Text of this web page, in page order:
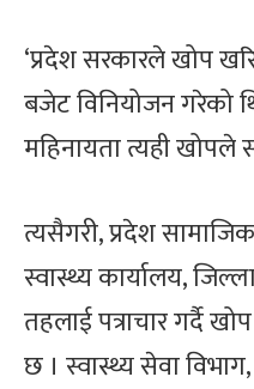
‘प्रदेश सरकारले खोप
बजेट विनियोजन गरेको
महिनायता त्यही खोपले
त्यसैगरी, प्रदेश
स्वास्थ्य कार्यालय,
तहलाई पत्राचार गर्दै
छ । स्वास्थ्य सेवा